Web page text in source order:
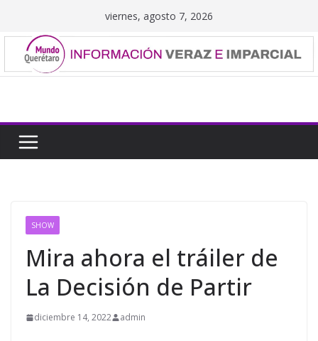
contenido
viernes, agosto 7, 2026
SHOW
Mira ahora el tráiler de
La Decisión de Partir
diciembre 14, 2022 admin